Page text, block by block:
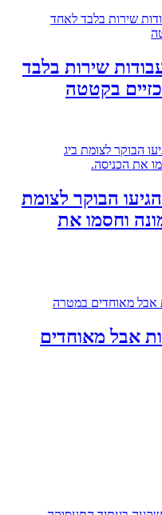
שירות בלבד
בקטטה
הבוקר לצומת
וחסמו את
אבל מאוחדים